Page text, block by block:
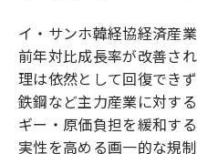
イ・サンホ韓経協経済産
前年対比成長率が改善さ
理は依然として回復でき
鉄鋼など主力産業に対す
ギー・原価負担を緩和す
実性を高める画一的な規